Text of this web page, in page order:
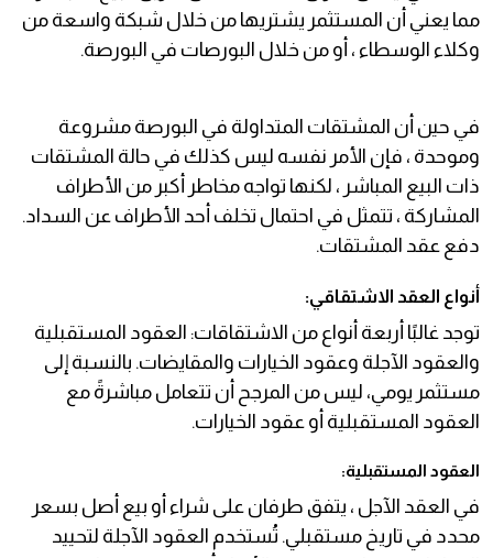
مما يعني أن المستثمر يشتريها من خلال شبكة واسعة من
وكلاء الوسطاء ، أو من خلال البورصات في البورصة.
في حين أن المشتقات المتداولة في البورصة مشروعة
وموحدة ، فإن الأمر نفسه ليس كذلك في حالة المشتقات
ذات البيع المباشر ، لكنها تواجه مخاطر أكبر من الأطراف
المشاركة ، تتمثل في احتمال تخلف أحد الأطراف عن السداد.
دفع عقد المشتقات.
أنواع العقد الاشتقاقي:
توجد غالبًا أربعة أنواع من الاشتقاقات: العقود المستقبلية
والعقود الآجلة وعقود الخيارات والمقايضات. بالنسبة إلى
مستثمر يومي، ليس من المرجح أن تتعامل مباشرةً مع
العقود المستقبلية أو عقود الخيارات.
العقود المستقبلية:
في العقد الآجل ، يتفق طرفان على شراء أو بيع أصل بسعر
محدد في تاريخ مستقبلي. تُستخدم العقود الآجلة لتحييد